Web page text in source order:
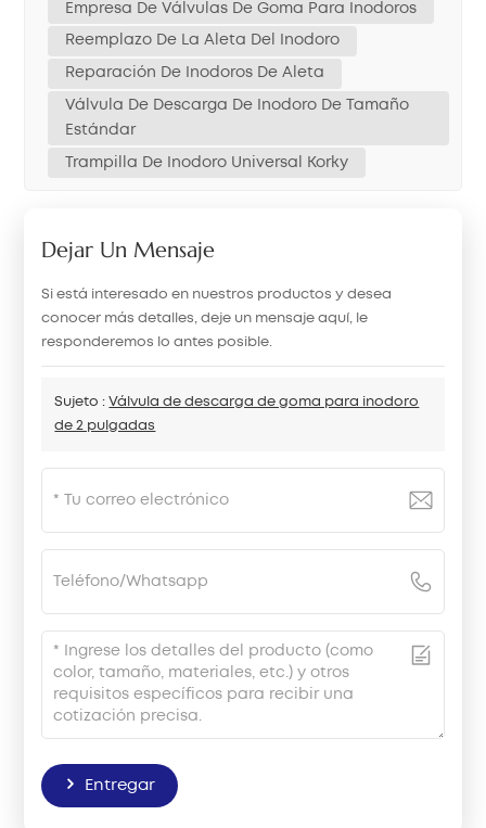
Empresa De Válvulas De Goma Para Inodoros
Reemplazo De La Aleta Del Inodoro
Reparación De Inodoros De Aleta
Válvula De Descarga De Inodoro De Tamaño
Estándar
Trampilla De Inodoro Universal Korky
Dejar Un Mensaje
Si está interesado en nuestros productos y desea
conocer más detalles, deje un mensaje aquí, le
responderemos lo antes posible.
Sujeto :Válvula de descarga de goma para inodoro
de 2 pulgadas
Entregar